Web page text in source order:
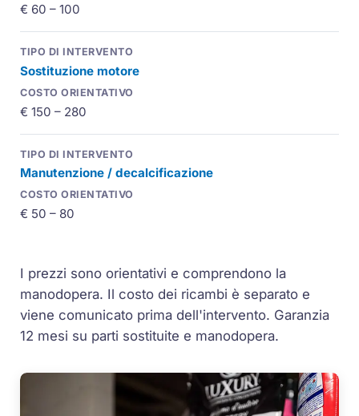
€ 60 – 100
Sostituzione motore
€ 150 – 280
Manutenzione / decalcificazione
€ 50 – 80
I prezzi sono orientativi e comprendono la
manodopera. Il costo dei ricambi è separato e
viene comunicato prima dell'intervento. Garanzia
12 mesi su parti sostituite e manodopera.